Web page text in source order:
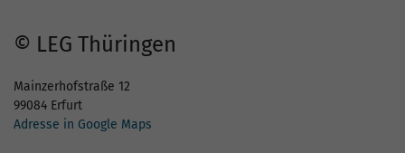
© LEG Thüringen
Mainzerhofstraße 12
99084 Erfurt
Adresse in Google Maps